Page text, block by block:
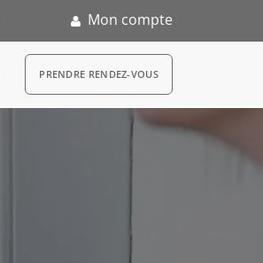
Mon compte
RDV
PRENDRE RENDEZ-VOUS